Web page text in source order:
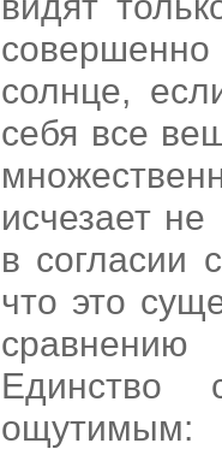
солнце,
себя все
исчезает не
в согласии
что это
Единство